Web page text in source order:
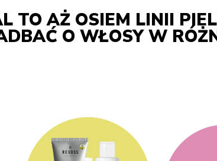
TO AŻ OSIEM LINII
O WŁOSY W